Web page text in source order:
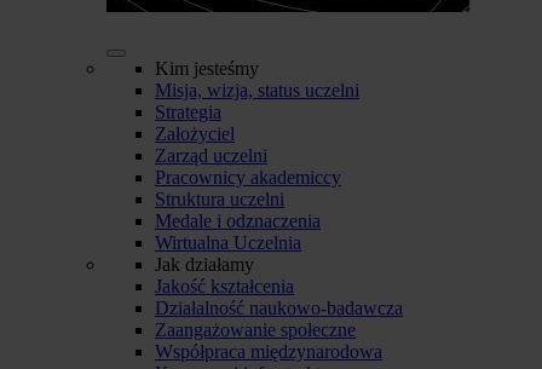
Kim jesteśmy
Misja, wizja, status uczelni
Strategia
Założyciel
Zarząd uczelni
Pracownicy akademiccy
Struktura uczelni
Medale i odznaczenia
Wirtualna Uczelnia
Jak działamy
Jakość kształcenia
Działalność naukowo-badawcza
Zaangażowanie społeczne
Współpraca międzynarodowa